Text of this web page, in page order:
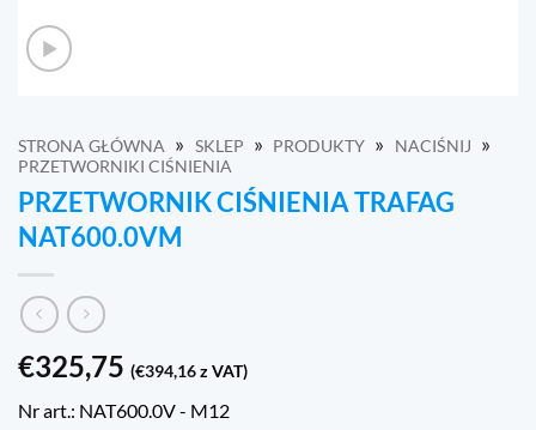
STRONA GŁÓWNA » SKLEP » PRODUKTY » NACIŚNIJ »
PRZETWORNIKI CIŚNIENIA
PRZETWORNIK CIŚNIENIA TRAFAG
NAT600.0VM
€325,75 (€394,16z VAT)
Nr art.: NAT600.0V - M12